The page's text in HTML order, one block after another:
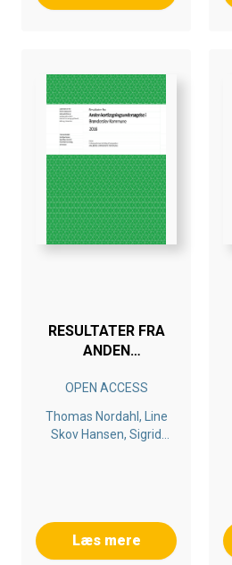
RESULTATER FRA
ANDEN
I BRØNDERSLEV
KOMMUNE 2016
OPEN ACCESS
Thomas Nordahl, Line
Skov Hansen, Sigrid
Læs mere